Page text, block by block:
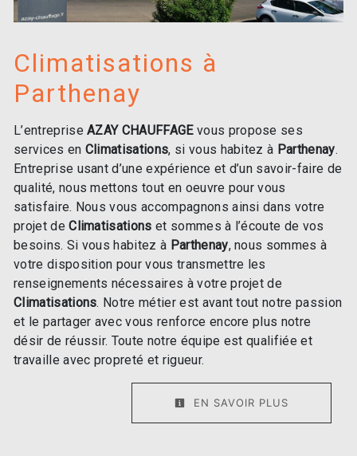
Climatisations à
Parthenay
L’entrepriseAZAY CHAUFFAGEvous propose ses
services en Climatisations, si vous habitez à Parthenay.
Entreprise usant d’une expérience et d’un savoir-faire de
qualité, nous mettons tout en oeuvre pour vous
satisfaire. Nous vous accompagnons ainsi dans votre
projet deClimatisations et sommes à l’écoute de vos
besoins. Si vous habitez à Parthenay, nous sommes à
votre disposition pour vous transmettre les
renseignements nécessaires à votre projet de
Climatisations. Notre métier est avant tout notre passion
et le partager avec vous renforce encore plus notre
désir de réussir. Toute notre équipe est qualifiée et
travaille avec propreté et rigueur.
EN SAVOIR PLUS